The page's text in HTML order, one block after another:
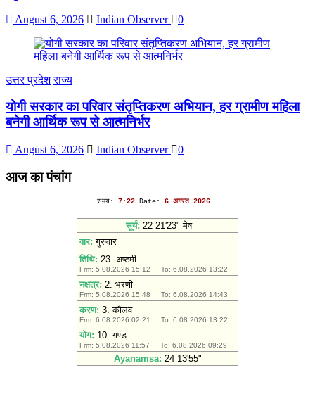
August 6, 2026 Indian Observer 0
उत्तर प्रदेश राज्य
योगी सरकार का परिवार संतृप्तिकरण अभियान, हर ग्रामीण महिला
बनेगी आर्थिक रूप से आत्मनिर्भर
August 6, 2026 Indian Observer 0
आज का पंचांग